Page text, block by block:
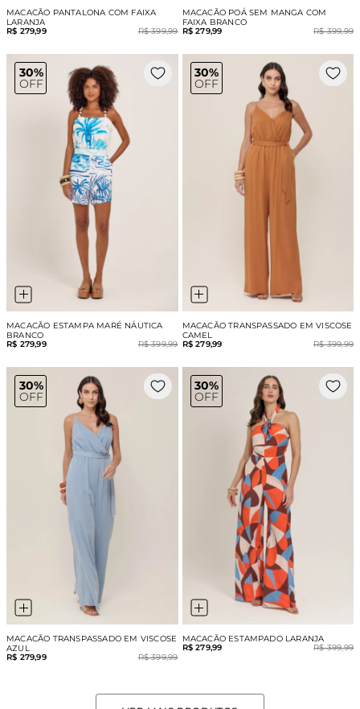
MACACÃO PANTALONA COM FAIXA
LARANJA
R$ 279,99
R$ 399,99
MACACÃO POÁ SEM MANGA COM
FAIXA BRANCO
R$ 279,99
R$ 399,99
30%
OFF
MACACÃO ESTAMPA MARÉ NÁUTICA
BRANCO
R$ 279,99
R$ 399,99
30%
OFF
MACACÃO TRANSPASSADO EM VISCOSE
CAMEL
R$ 279,99
R$ 399,99
30%
OFF
MACACÃO TRANSPASSADO EM VISCOSE
AZUL
R$ 279,99
R$ 399,99
30%
OFF
MACACÃO ESTAMPADO LARANJA
R$ 279,99
R$ 399,99